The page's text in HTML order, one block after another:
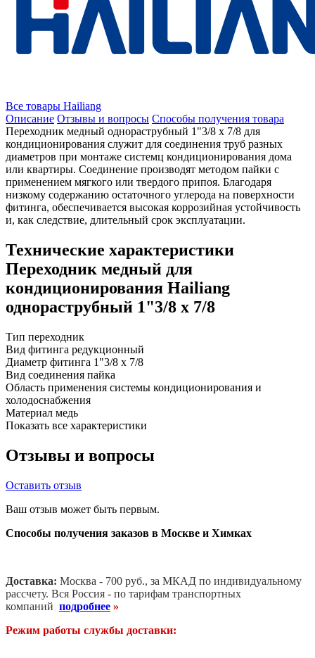
Все товары Hailiang
Описание Отзывы и вопросы Способы получения товара
Переходник медный однораструбный 1"3/8 х 7/8 для
кондиционирования служит для соединения труб разных
диаметров при монтаже системц кондиционирования дома
или квартиры. Соединение производят методом пайки с
применением мягкого или твердого припоя. Благодаря
низкому содержанию остаточного углерода на поверхности
фитинга, обеспечивается высокая коррозийная устойчивость
и, как следствие, длительный срок эксплуатации.
Технические характеристики
Переходник медный для
кондиционирования Hailiang
однораструбный 1"3/8 х 7/8
Тип переходник
Вид фитинга редукционный
Диаметр фитинга 1"3/8 х 7/8
Вид соединения пайка
Область применения системы кондиционирования и
холодоснабжения
Материал медь
Показать все характеристики
Отзывы и вопросы
Оставить отзыв
Ваш отзыв может быть первым.
Способы получения заказов в Москве и Химках
Доставка: Москва - 700 руб., за МКАД по индивидуальному
рассчету. Вся Россия - по тарифам транспортных
компаний подробнее »
Режим работы службы доставки: